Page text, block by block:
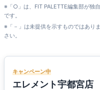
※「○」は、FIT PALETTE編集部が独
です。
※「－」は未提供を示すものではあり
さい。
キャンペーン中
エレメント宇都宮店